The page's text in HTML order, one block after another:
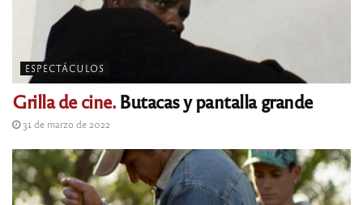
ESPECTÁCULOS
Grilla de cine.Butacas y pantalla grande
31 de marzo de 2022